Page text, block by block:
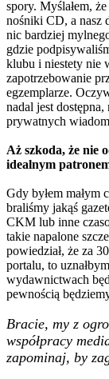
spory. Myślałem,
nośniki CD, a nasz
nic bardziej
gdzie
klubu i niestety nie
zapotrzebowanie
egzemplarze.
nadal jest
prywatnych
Aż szkoda, że nie
idealnym
Gdy byłem małym
braliśmy jakąś
CKM lub inne
takie napalone
powiedział, że za
portalu, to
wydawnictwach
pewnością
Bracie, my z
współpracy
zapominaj, by